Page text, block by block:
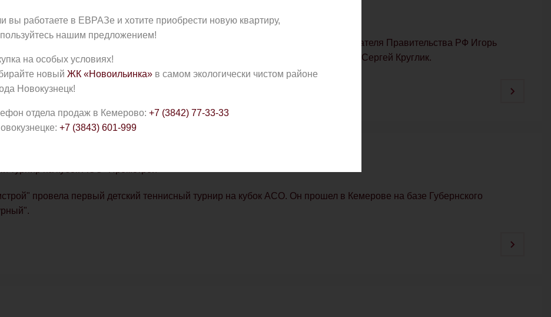
спутника Кемерова Лесная Поляна, посетили первый заместитель председателя Правительства РФ Игорь
РФ Александр Жуков и заместитель министра регионального развития РФ Сергей Круглик.
турнир на кубок АСО "Промстрой"
провела первый детский теннисный турнир на кубок АСО. Он прошел в Кемерове на базе Губернского
вы работаете в ЕВРАЗе и хотите приобрести новую квартиру,
нашим предложением!
на особых условиях!
новый ЖК «Новоильинка» в самом экологически чистом районе
Новокузнецк!
отдела продаж в Кемерово: +7 (3842) 77-33-33
+7 (3843) 601-999